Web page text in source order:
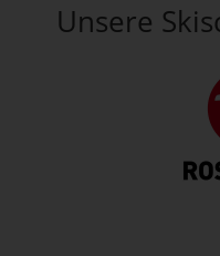
Unsere